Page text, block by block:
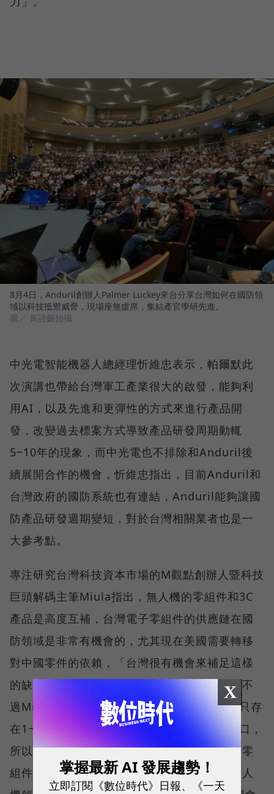
8月4日，Anduril創辦人Palmer Luckey來台分享台灣如何在國防領
域以科技抵禦威脅，現場座無虛席，集結產官學研先進。
圖／ 黃詩媛拍攝
中光電智能機器人總經理忻維忠表示，帕爾默此
次演講也帶給台灣軍工產業很大的啟發，能夠利
用AI，以及先進和更彈性的方式來進行產品開
發，改變過去標案方式導致產品研發周期動輒
5~10年的現象，而中光電也不排除和Anduril後
續展開合作的機會，忻維忠指出，目前Anduril和
台灣政府的國防系統也有連結，Anduril能夠讓國
防產品研發週期變短，對於台灣相關業者也是一
大參考點。
專注研究台灣科技資本市場的M觀點創辦人暨科技
巨頭解碼主筆Miula指出，無人機的零組件和3C
產品是高度互補，台灣電子零組件的供應鏈在國
防領域是非常有機會的，尤其現在美國需要轉移
對中國零件的依賴，「台灣很有機會來補足這樣
的缺口，並且軍用又可以擁有更高的利潤。」不
過Miula也指出，這個供應鏈缺口的機會可能只存
在1~2年，「因為別的國家也可以來補這個缺口，
所以台灣廠商必須把握機會，」他建議，台灣零
組件廠商或許需要改變過去接單的習慣，「無人
X
掌握最新 AI 發展趨勢！
立即訂閱《數位時代》日報、《一天